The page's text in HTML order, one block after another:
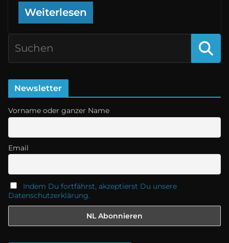
Weiterlesen
Newsletter
Vorname oder ganzer Name
Email
Indem Du fortfährst, akzeptierst Du unsere
Datenschutzerklärung.